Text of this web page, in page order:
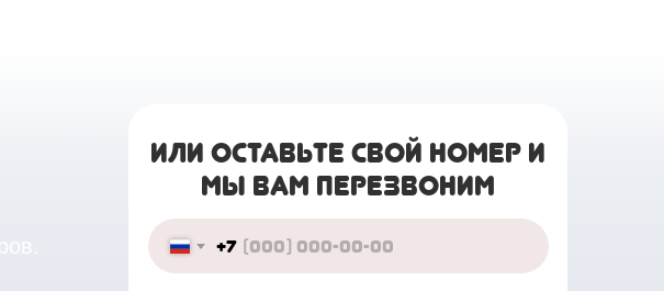
ИЛИ ОСТАВЬТЕ СВОЙ НОМЕР И
МЫ ВАМ ПЕРЕЗВОНИМ
+7